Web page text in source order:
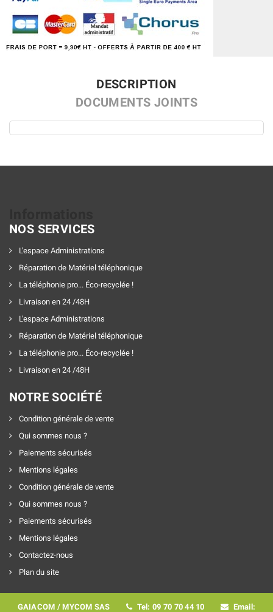
DESCRIPTION
DOCUMENTS JOINTS
NOS SERVICES
L'espace Administrations
Réparation de Matériel téléphonique
La téléphonie pro... Éco-recyclée !
Livraison en 24 /48H
L'espace Administrations
Réparation de Matériel téléphonique
La téléphonie pro... Éco-recyclée !
Livraison en 24 /48H
NOTRE SOCIÉTÉ
Condition générale de vente
Qui sommes nous ?
Paiements sécurisés
Mentions légales
Condition générale de vente
Qui sommes nous ?
Paiements sécurisés
Mentions légales
Contactez-nous
Plan du site
GAIACOM / MYCOM SAS Tel: 09 70 70 44 10
Email: